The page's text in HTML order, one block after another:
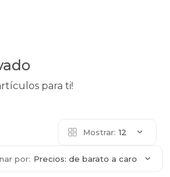
para ti!
Mostrar: 12
por: Precios: de barato a caro